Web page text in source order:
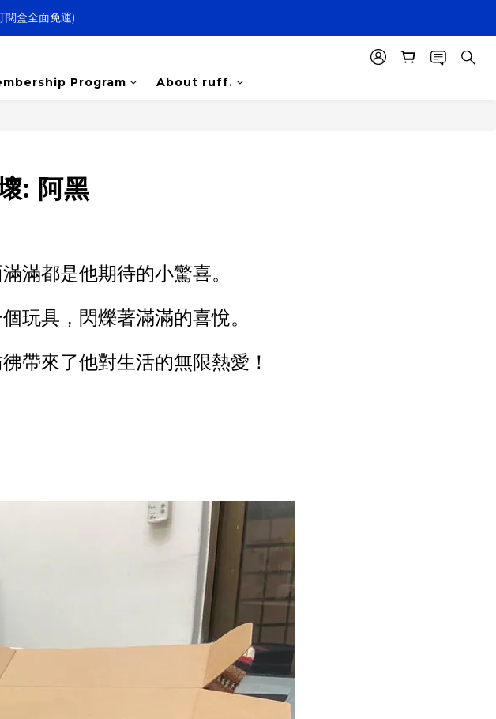
水托特包
托特包
Program About ruff.
: 阿黑
滿都是他期待的小驚喜。
玩具，閃爍著滿滿的喜悅。
帶來了他對生活的無限熱愛！